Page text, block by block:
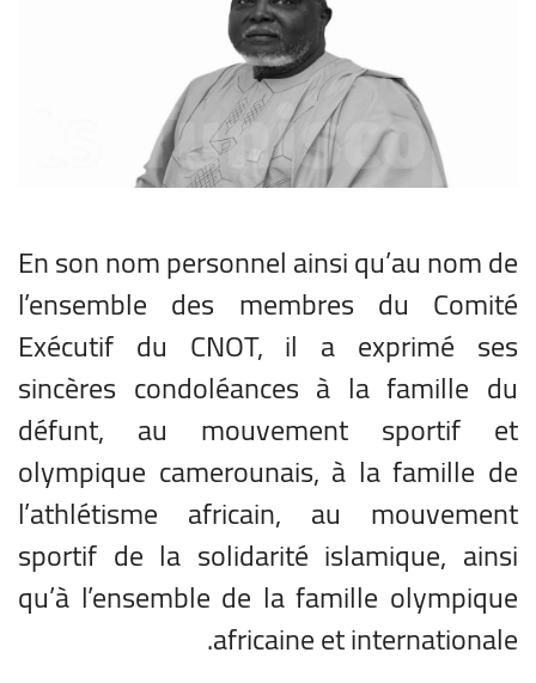
En son nom personnel ainsi qu’au nom de
l’ensemble des membres du Comité
Exécutif du CNOT, il a exprimé ses
sincères condoléances à la famille du
défunt, au mouvement sportif et
olympique camerounais, à la famille de
l’athlétisme africain, au mouvement
sportif de la solidarité islamique, ainsi
qu’à l’ensemble de la famille olympique
africaine et internationale.